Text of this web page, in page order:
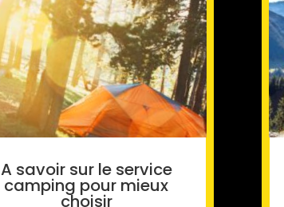
A savoir sur le service
camping pour mieux
choisir